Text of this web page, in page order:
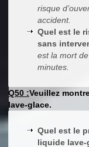
risque
accident.
Quel est le
sans
est la mort
minutes.
Q50 :Veuillez
lave-glace.
Quel est le
liquide lave-